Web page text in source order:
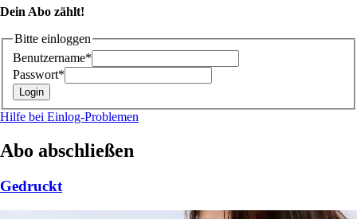
Dein Abo zählt!
Bitte einloggen
Benutzername*
Passwort*
Hilfe bei Einlog-Problemen
Abo abschließen
Gedruckt